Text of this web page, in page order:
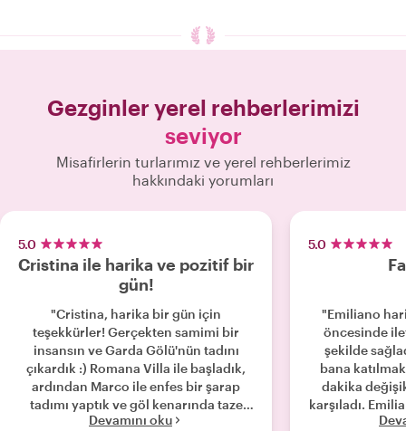
Gezginler yerel rehberlerimizi
seviyor
Misafirlerin turlarımız ve yerel rehberlerimiz
hakkındaki yorumları
5.0
Cristina ile harika ve pozitif bir
gün!
"Cristina, harika bir gün için
teşekkürler! Gerçekten samimi bir
insansın ve Garda Gölü'nün tadını
çıkardık :) Romana Villa ile başladık,
ardından Marco ile enfes bir şarap
tadımı yaptık ve göl kenarında taze
deniz ürünlerini çok sevdik, günü bu
Devamını oku
5.0
"Emiliano
öncesinde
şekilde
bana
dakika
karşıladı.
bilgisini